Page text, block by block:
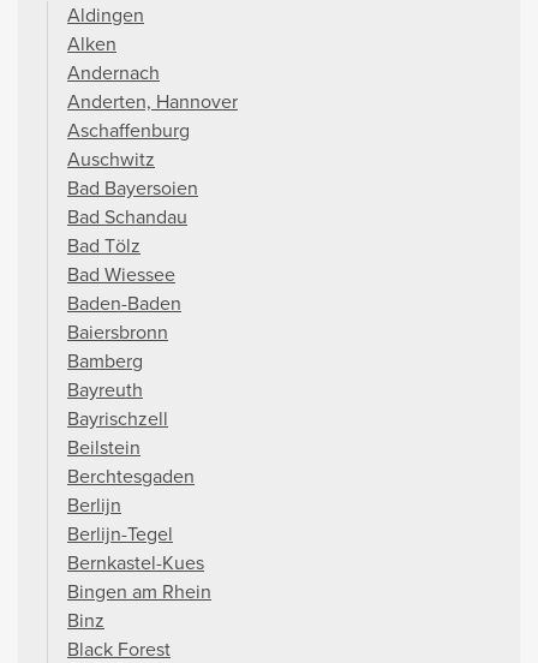
Aldingen
Alken
Andernach
Anderten, Hannover
Aschaffenburg
Auschwitz
Bad Bayersoien
Bad Schandau
Bad Tölz
Bad Wiessee
Baden-Baden
Baiersbronn
Bamberg
Bayreuth
Bayrischzell
Beilstein
Berchtesgaden
Berlijn
Berlijn-Tegel
Bernkastel-Kues
Bingen am Rhein
Binz
Black Forest